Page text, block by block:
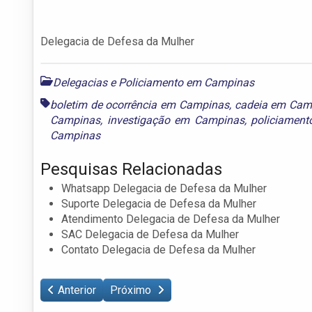
Delegacia de Defesa da Mulher
Delegacias e Policiamento em Campinas
boletim de ocorrência em Campinas, cadeia em
Campinas, investigação em Campinas,
Campinas
Pesquisas Relacionadas
Whatsapp Delegacia de Defesa da Mulher
Suporte Delegacia de Defesa da Mulher
Atendimento Delegacia de Defesa da Mulher
SAC Delegacia de Defesa da Mulher
Contato Delegacia de Defesa da Mulher
Anterior Próximo